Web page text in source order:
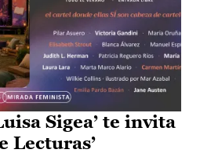
Sigea’ te invita
Lecturas’